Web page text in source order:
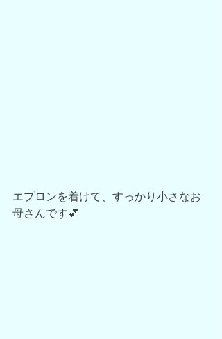
エプロンを着けて、すっかり小さなお
母さんです💕